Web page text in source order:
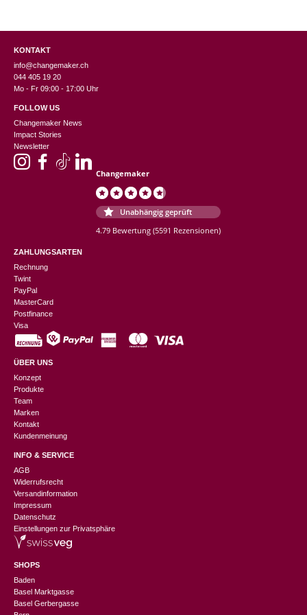
KONTAKT
info@changemaker.ch
044 405 19 20
Mo - Fr 09:00 - 17:00 Uhr
FOLLOW US
Changemaker News
Impact Stories
Newsletter
Changemaker
Unabhängig geprüft
4.79 Bewertung (5591 Rezensionen)
ZAHLUNGSARTEN
Rechnung
Twint
PayPal
MasterCard
Postfinance
Visa
ÜBER UNS
Konzept
Produkte
Team
Marken
Kontakt
Kundenmeinung
INFO & SERVICE
AGB
Widerrufsrecht
Versandinformation
Impressum
Datenschutz
Einstellungen zur Privatsphäre
SHOPS
Baden
Basel Marktgasse
Basel Gerbergasse